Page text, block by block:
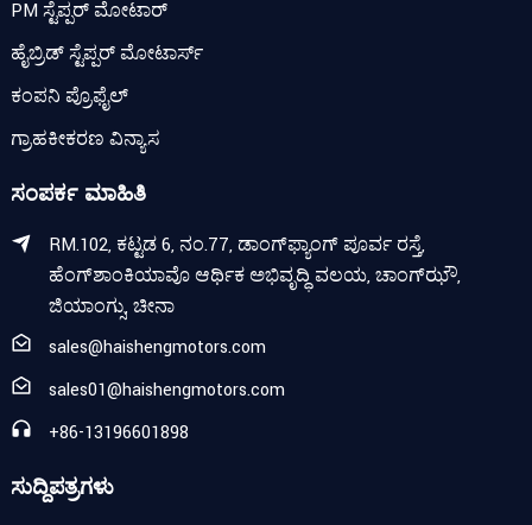
PM ಸ್ಟೆಪ್ಪರ್ ಮೋಟಾರ್
ಹೈಬ್ರಿಡ್ ಸ್ಟೆಪ್ಪರ್ ಮೋಟಾರ್ಸ್
ಕಂಪನಿ ಪ್ರೊಫೈಲ್
ಗ್ರಾಹಕೀಕರಣ ವಿನ್ಯಾಸ
ಸಂಪರ್ಕ ಮಾಹಿತಿ
RM.102, ಕಟ್ಟಡ 6, ನಂ.77, ಡಾಂಗ್‌ಫ್ಯಾಂಗ್ ಪೂರ್ವ ರಸ್ತೆ,
ಹೆಂಗ್‌ಶಾಂಕಿಯಾವೊ ಆರ್ಥಿಕ ಅಭಿವೃದ್ಧಿ ವಲಯ, ಚಾಂಗ್‌ಝೌ,
ಜಿಯಾಂಗ್ಸು, ಚೀನಾ
sales@haishengmotors.com
sales01@haishengmotors.com
+86-13196601898
ಸುದ್ದಿಪತ್ರಗಳು